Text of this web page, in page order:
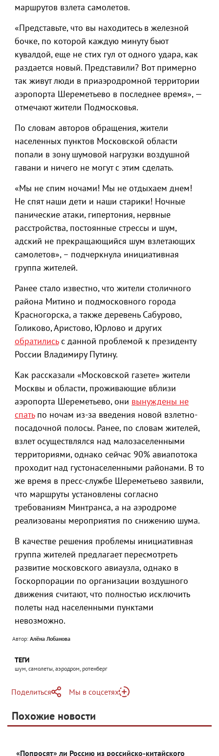
маршрутов взлета самолетов.
«Представьте, что вы находитесь в железной
бочке, по которой каждую минуту бьют
кувалдой, еще не стих гул от одного удара, как
раздается новый. Представили? Вот примерно
так живут люди в приаэродромной территории
аэропорта Шереметьево в последнее время», —
отмечают жители Подмосковья.
По словам авторов обращения, жители
населенных пунктов Московской области
попали в зону шумовой нагрузки воздушной
гавани и ничего не могут с этим сделать.
«Мы не спим ночами! Мы не отдыхаем днем!
Не спят наши дети и наши старики! Ночные
панические атаки, гипертония, нервные
расстройства, постоянные стрессы и шум,
адский не прекращающийся шум взлетающих
самолетов», – подчеркнула инициативная
группа жителей.
Ранее стало известно, что жители столичного
района Митино и подмосковного города
Красногорска, а также деревень Сабурово,
Голиково, Аристово, Юрлово и других
обратилисьс данной проблемой к президенту
России Владимиру Путину.
Как рассказали «Московской газете» жители
Москвы и области, проживающие вблизи
аэропорта Шереметьево, они вынуждены не
спатьпо ночам из-за введения новой взлетно-
посадочной полосы. Ранее, по словам жителей,
взлет осуществлялся над малозаселенными
территориями, однако сейчас 90% авиапотока
проходит над густонаселенными районами. В то
же время в пресс-службе Шереметьево заявили,
что маршруты установлены согласно
требованиям Минтранса, а на аэродроме
реализованы мероприятия по снижению шума.
В качестве решения проблемы инициативная
группа жителей предлагает пересмотреть
развитие московского авиаузла, однако в
Госкорпорации по организации воздушного
движения считают, что полностью исключить
полеты над населенными пунктами
невозможно.
Автор: Алёна Лобанова
ТЕГИ
шум, самолеты, аэродром, ротенберг
Поделиться
Telegram
Мы в соцсетях
Яндекс Дзен
Похожие новости
«Попросят» ли Россию из российско-китайского